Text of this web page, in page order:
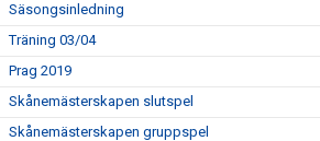
Säsongsinledning
Träning 03/04
Prag 2019
Skånemästerskapen slutspel
Skånemästerskapen gruppspel